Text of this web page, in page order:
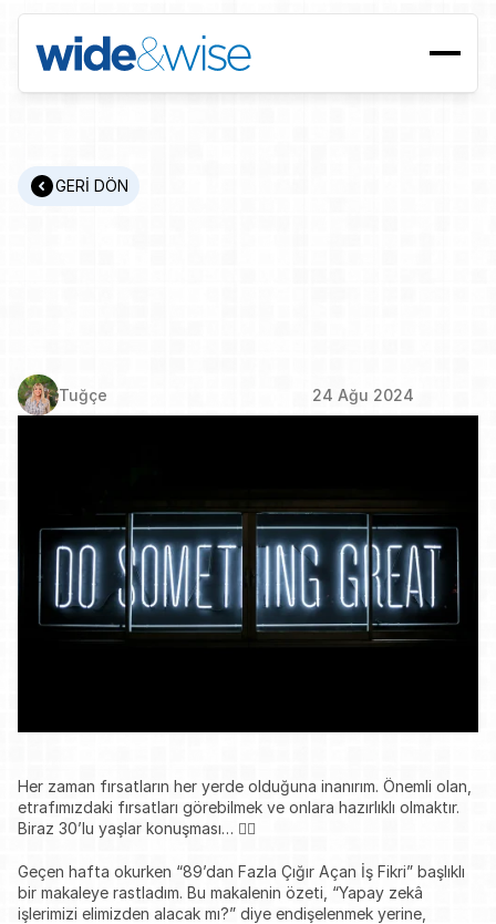
GERİ DÖN
hazır
Tuğçe 24 Ağu 2024
Her zaman fırsatların her yerde olduğuna inanırım. Önemli olan,
etrafımızdaki fırsatları görebilmek ve onlara hazırlıklı olmaktır.
Biraz 30’lu yaşlar konuşması… 🙂‍↔️
Geçen hafta okurken “89’dan Fazla Çığır Açan İş Fikri” başlıklı
bir makaleye rastladım. Bu makalenin özeti, “Yapay zekâ
işlerimizi elimizden alacak mı?” diye endişelenmek yerine,